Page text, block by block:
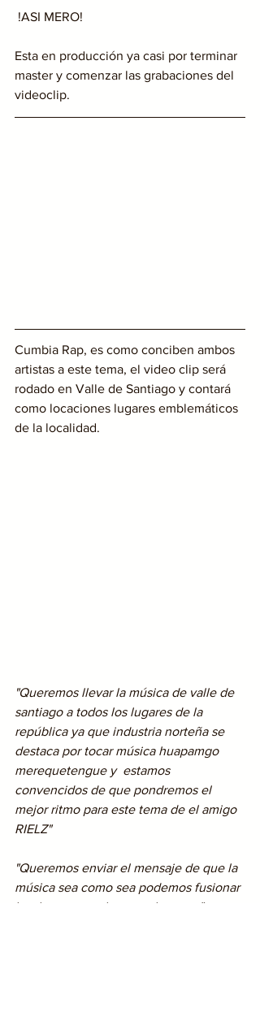
!ASI MERO!
Esta en producción ya casi por terminar
master y comenzar las grabaciones del
videoclip.
Cumbia Rap, es como conciben ambos
artistas a este tema, el video clip será
rodado en Valle de Santiago y contará
como locaciones lugares emblemáticos
de la localidad.
"Queremos llevar la música de valle de
santiago a todos los lugares de la
república ya que industria norteña se
destaca por tocar música huapamgo
merequetengue y  estamos
convencidos de que pondremos el
mejor ritmo para este tema de el amigo
RIELZ"
"Queremos enviar el mensaje de que la
música sea como sea podemos fusionar
la y hacer que ala gente le guste"